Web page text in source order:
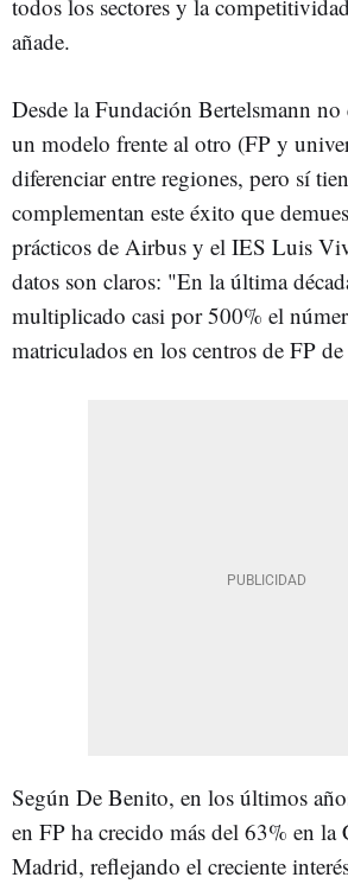
todos los sectores y la
añade.
Desde la Fundación Bertelsmann
un modelo frente al otro (FP y
diferenciar entre regiones, pero sí
complementan este éxito que
prácticos de Airbus y el IES Luis
datos son claros: "En la última
multiplicado casi por 500% el
matriculados en los centros de FP
Según De Benito, en los últimos
en FP ha crecido más del 63% en la
Madrid, reflejando el creciente